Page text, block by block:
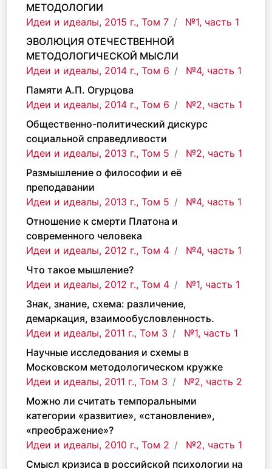
МЕТОДОЛОГИИ
Идеи и идеалы, 2015 г., Том 7
№1, часть 1
ЭВОЛЮЦИЯ ОТЕЧЕСТВЕННОЙ
МЕТОДОЛОГИЧЕСКОЙ МЫСЛИ
Идеи и идеалы, 2014 г., Том 6
№4, часть 1
Памяти А.П. Огурцова
Идеи и идеалы, 2014 г., Том 6
№2, часть 1
Общественно-политический дискурс
социальной справедливости
Идеи и идеалы, 2013 г., Том 5
№2, часть 1
Размышление о философии и её
преподавании
Идеи и идеалы, 2013 г., Том 5
№4, часть 1
Отношение к смерти Платона и
современного человека
Идеи и идеалы, 2012 г., Том 4
№4, часть 1
Что такое мышление?
Идеи и идеалы, 2012 г., Том 4
№1, часть 1
Знак, знание, схема: различение,
демаркация, взаимообусловленность.
Идеи и идеалы, 2011 г., Том 3
№1, часть 1
Научные исследования и схемы в
Московском методологическом кружке
Идеи и идеалы, 2011 г., Том 3
№2, часть 2
Можно ли считать темпоральными
категории «развитие», «становление»,
«преображение»?
Идеи и идеалы, 2010 г., Том 2
№2, часть 1
Смысл кризиса в российской психологии на